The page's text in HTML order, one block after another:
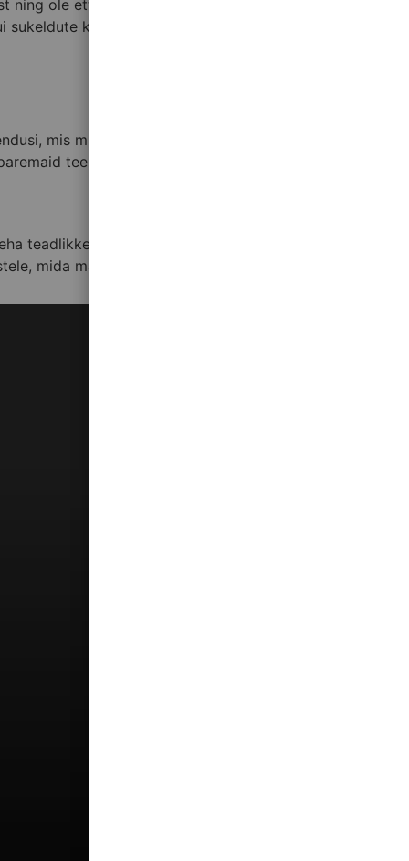
ole ettevaatlik investeeringute ja panuste tegemisel.
krüptovaluuta maailma, uurige kasiinode maine
mis muudavad mängijate jaoks kogemuse veelgi
teenuseid ja võimalusi.
teadlikke otsuseid ja olla ettevaatlik, et tagada oma
mida mängijad saavad nautida.